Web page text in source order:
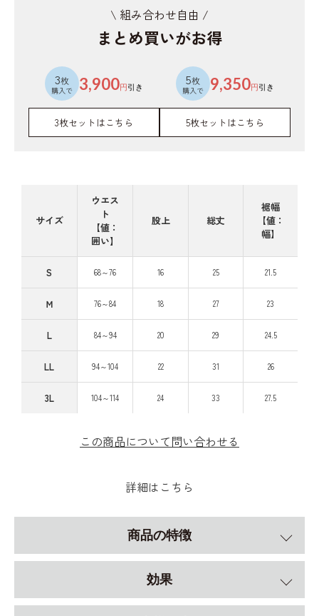
\ 組み合わせ自由 /
まとめ買いがお得
3枚
購入で 3,900円引き 5枚
購入で 9,350円引き
3枚セットはこちら 5枚セットはこちら
サイズ
ウエス
ト
【値：
囲い】
股上 総丈
裾幅
【値：
幅】
S 68～76 16 25 21.5
Ｍ 76～84 18 27 23
L 84～94 20 29 24.5
LL 94～104 22 31 26
3L 104～114 24 33 27.5
この商品について問い合わせる
詳細はこちら
商品の特徴
効果